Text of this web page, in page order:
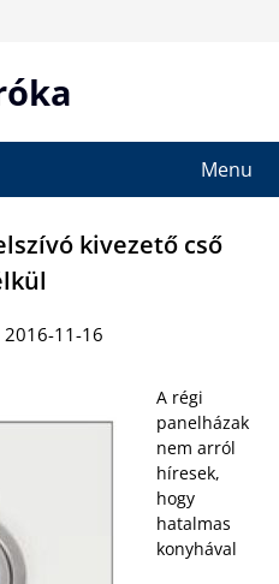
Menu
kivezető cső
2016-11-16
A régi
panelházak
nem arról
híresek,
hogy
hatalmas
konyhával